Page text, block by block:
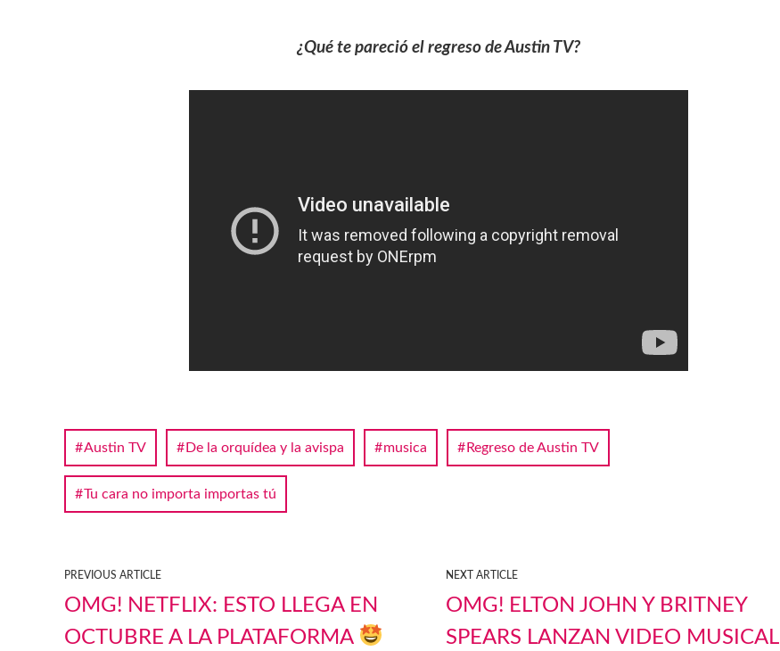
¿Qué te pareció el regreso de Austin TV?
Austin TV De la orquídea y la avispa musica Regreso de Austin TV
Tu cara no importa importas tú
PREVIOUS ARTICLE
OMG! NETFLIX: ESTO LLEGA EN
OCTUBRE A LA PLATAFORMA
NEXT ARTICLE
OMG! ELTON JOHN Y BRITNEY
SPEARS LANZAN VIDEO MUSICAL